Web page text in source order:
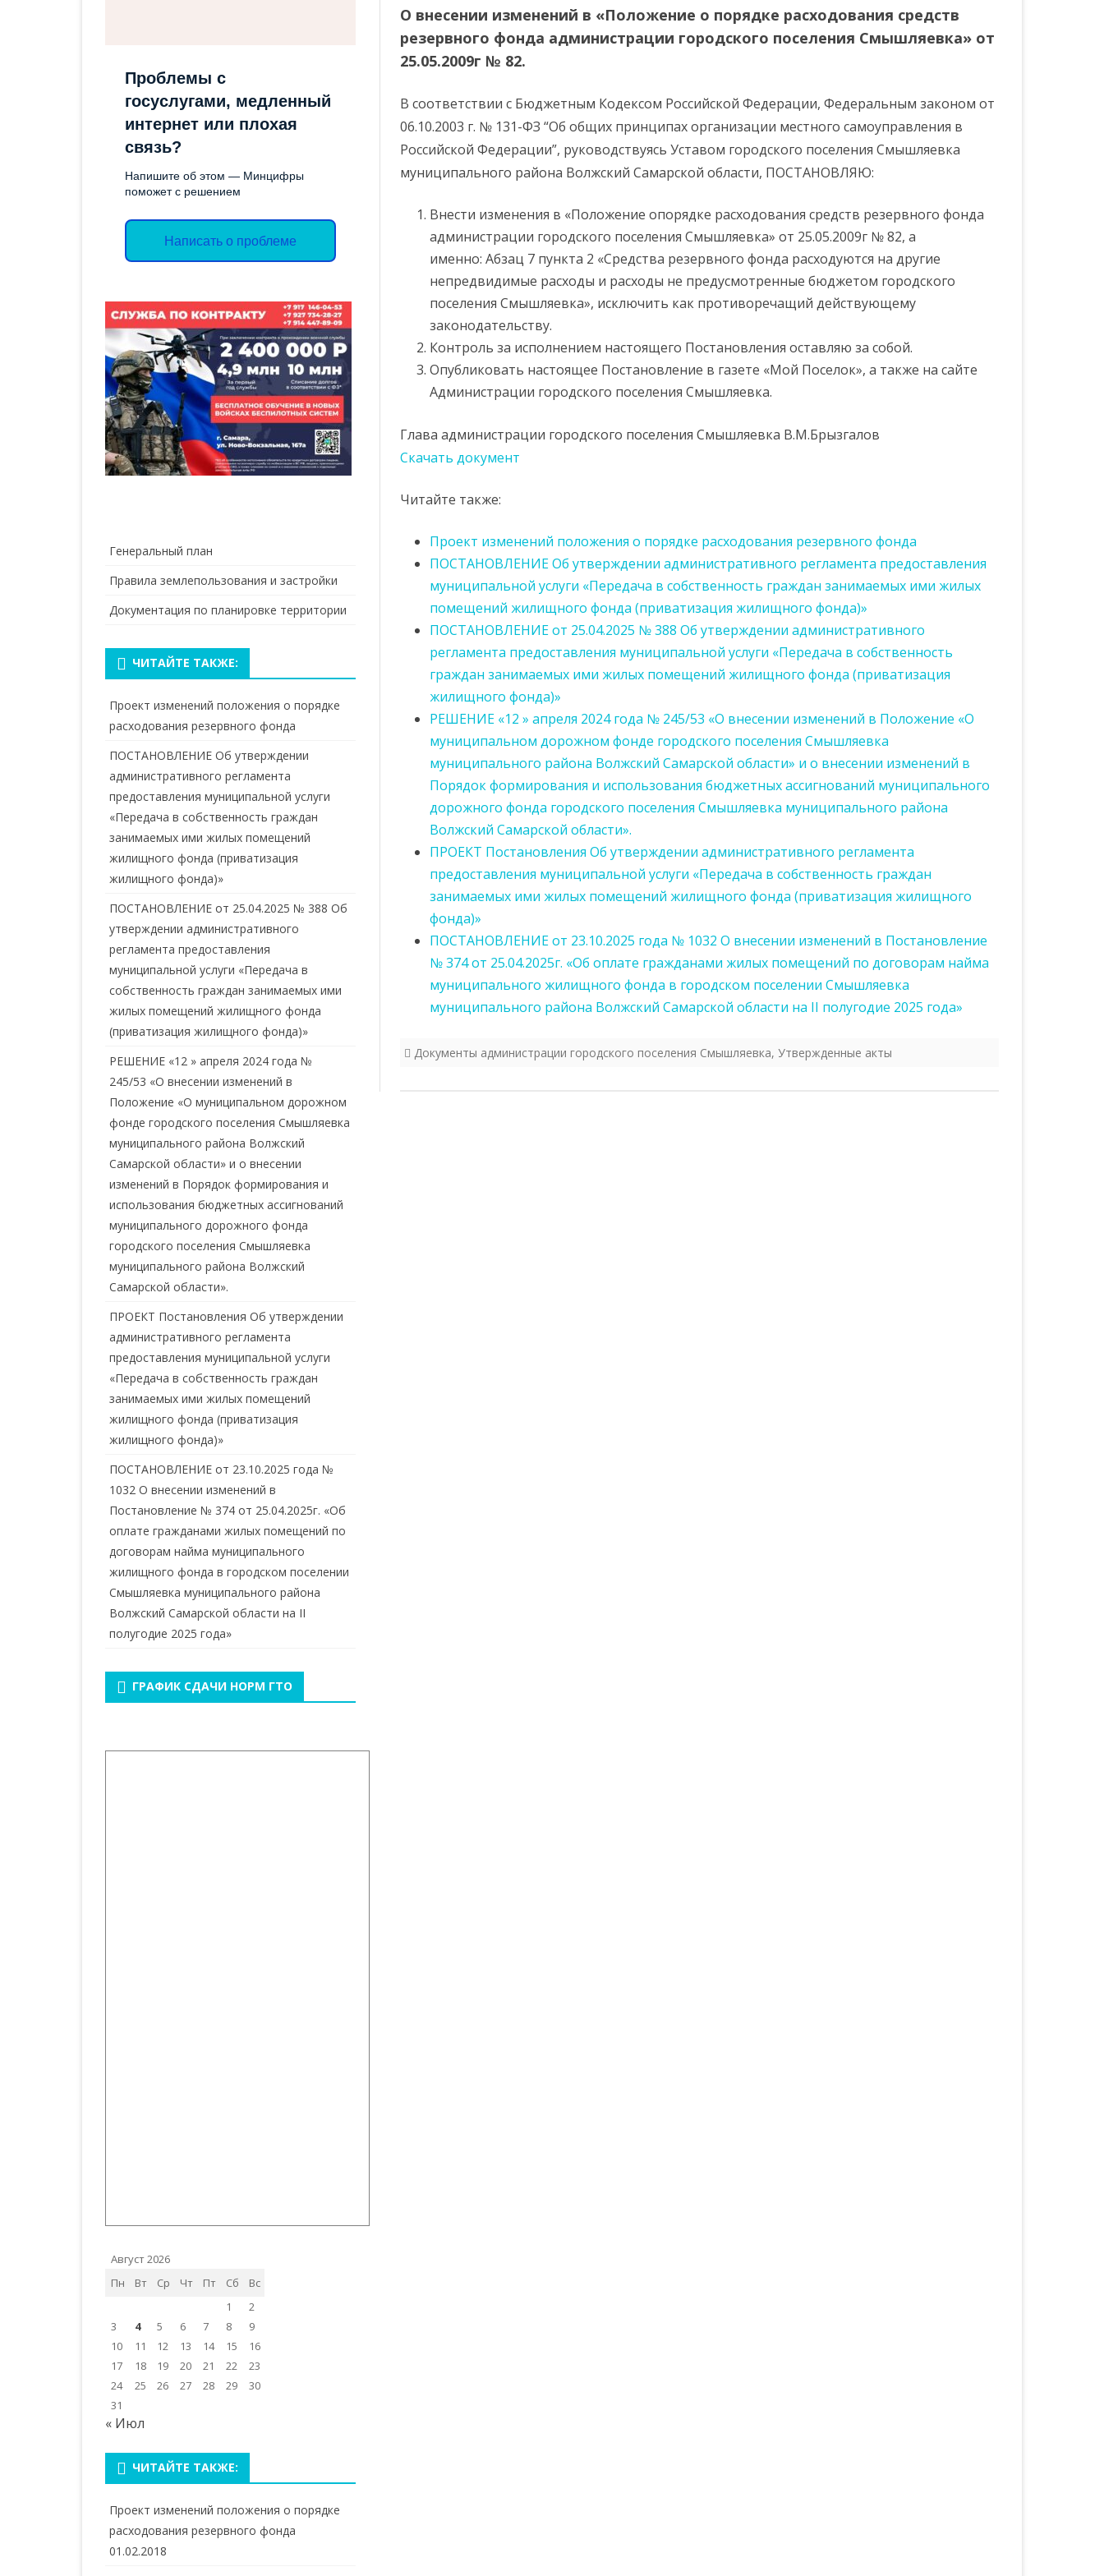
СТРОИТЕЛЬСТВА
МЕСТНЫЕ НОРМАТИВЫ
ГРАДОСТРОИТЕЛЬНОГО
ПРАВИЛА БЛАГОУСТРОЙСТВА
ПРОГРАММЫ РАЗВИТИЯ
УСЛОВНО-РАЗРЕШЕННЫЙ ВИД
ИСПОЛЬЗОВАНИЯ
РАЗРЕШЕНИЯ НА
ОТКЛОНЕНИЕ ОТ
ПАРАМЕТРОВ
СТРОИТЕЛЬСТВА
ЗАКОНОДАТЕЛЬСТВО
КОНТАКТЫ МУПОВ
ООО “ЧИСТЫЙ ПОСЕЛОК”
РЕГЛАМЕНТЫ
ПРОЕКТЫ НОРМАТИВНО-
ПРАВОВЫХ АКТОВ
РЕГЛАМЕНТЫ
МУНИЦИПАЛЬНЫЕ УСЛУГИ
АНТИМОНОПОЛЬНЫЙ
КОМПЛАЕНС
СОЦИАЛЬНАЯ СФЕРА СТАТИСТИЧЕСКИЕ ДАННЫЕ
ИСПОЛЬЗОВАНИЕ
КОММУНАЛЬНОЕ ХОЗЯЙСТВО
ОТОПИТЕЛЬНЫЙ ПЕРИОД
ОТОПИТЕЛЬНЫЙ ПЕРИОД
ПЛАН ПОДГОТОВКИ К
ИМУЩЕСТВЕННАЯ
ПОДДЕРЖКА СУБЪЕКТОВ МСП
СЛУЖБА ГО И ЧС
ГОД КУЛЬТУРЫ
ПРЕДУПРЕЖДЕНИЕ И
ЛИКВИДАЦИЯ ЧС
ТЕЛЕФОНЫ ЭКСТРЕННЫХ
СЛУЖБ
ВАКАНСИИ
ПОРЯДОК ПОСТУПЛЕНИЯ НА
ГОСУДАРСТВЕННУЮ СЛУЖБУ
ДОКЛАДЫ, СОДЕРЖАЩИЕ
РЕЗУЛЬТАТЫ ОБОБЩЕНИЯ
ПРАВОПРИМЕНИТЕЛЬНОЙ
ПРАКТИКИ.
ПРОФИЛАКТИКА
ИНФОРМИРОВАНИЕ ПО СТ. 46
ОБЯЗАТЕЛЬНЫЕ ТРЕБОВАНИЯ
ОЦЕНКА ПРИМЕНЕНИЯ
ГОСУДАРСТВЕННОМ
КОНТРОЛЕ (НАДЗОРЕ),
МУНИЦИПАЛЬНОМ
ПРОТИВОДЕЙСТВИЕ
КОРРУПЦИИ
НОРМАТИВНЫЕ ПРАВОВЫЕ И
ИНЫЕ АКТЫ В СФЕРЕ
ПРОТИВОДЕЙСТВИЯ
АНТИКОРРУПЦИОННАЯ
(АТТЕСТАЦИОННАЯ
КОМИССИЯ)
УРЕГУЛИРОВАНИЮ
КОНФЛИКТА ИНТЕРЕСОВ
МЕТОДИЧЕСКИЕ МАТЕРИАЛЫ
ОБРАТНАЯ СВЯЗЬ ДЛЯ
СООБЩЕНИЙ О ФАКТАХ
КОРУПЦИИ
РАСХОДАХ, ОБ ИМУЩЕСТВЕ И
ОБЯЗАТЕЛЬСТВАХ
ИМУЩЕСТВЕННОГО
ХАРАКТЕРА
ФОРМЫ ДОКУМЕНТОВ,
СВЯЗАННЫХ С
КОРРУПЦИИ, ДЛЯ
ЗАПОЛНЕНИЯ
МКП “ВОДОЛЕЙ”
ООО “ЧИСТЫЙ ПОСЕЛОК”
ПОЛИЦИЯ
ТЕЛЕФОНЫ ДОВЕРИЯ
УСТАВ
СПОРТИВНЫЕ НОВОСТИ И
О внесении изменений в «Положение о порядке расходования средств
резервного фонда администрации городского поселения Смышляевка» от
25.05.2009г № 82.
В соответствии с Бюджетным Кодексом Российской Федерации, Федеральным законом от
06.10.2003 г. № 131-ФЗ “Об общих принципах организации местного самоуправления в
Российской Федерации”, руководствуясь Уставом городского поселения Смышляевка
муниципального района Волжский Самарской области, ПОСТАНОВЛЯЮ:
Внести изменения в «Положение опорядке расходования средств резервного фонда
администрации городского поселения Смышляевка» от 25.05.2009г № 82, а
именно: Абзац 7 пункта 2 «Средства резервного фонда расходуются на другие
непредвидимые расходы и расходы не предусмотренные бюджетом городского
поселения Смышляевка», исключить как противоречащий действующему
законодательству.
Контроль за исполнением настоящего Постановления оставляю за собой.
Опубликовать настоящее Постановление в газете «Мой Поселок», а также на сайте
Администрации городского поселения Смышляевка.
Глава администрации городского поселения Смышляевка В.М.Брызгалов
Скачать документ
Читайте также:
Проект изменений положения о порядке расходования резервного фонда
ПОСТАНОВЛЕНИЕ Об утверждении административного регламента предоставления
муниципальной услуги «Передача в собственность граждан занимаемых ими жилых
помещений жилищного фонда (приватизация жилищного фонда)»
ПОСТАНОВЛЕНИЕ от 25.04.2025 № 388 Об утверждении административного
регламента предоставления муниципальной услуги «Передача в собственность
граждан занимаемых ими жилых помещений жилищного фонда (приватизация
жилищного фонда)»
РЕШЕНИЕ «12 » апреля 2024 года № 245/53 «О внесении изменений в Положение «О
муниципальном дорожном фонде городского поселения Смышляевка
муниципального района Волжский Самарской области» и о внесении изменений в
Порядок формирования и использования бюджетных ассигнований муниципального
дорожного фонда городского поселения Смышляевка муниципального района
Волжский Самарской области».
ПРОЕКТ Постановления Об утверждении административного регламента
предоставления муниципальной услуги «Передача в собственность граждан
занимаемых ими жилых помещений жилищного фонда (приватизация жилищного
фонда)»
ПОСТАНОВЛЕНИЕ от 23.10.2025 года № 1032 О внесении изменений в Постановление
№ 374 от 25.04.2025г. «Об оплате гражданами жилых помещений по договорам найма
муниципального жилищного фонда в городском поселении Смышляевка
муниципального района Волжский Самарской области на II полугодие 2025 года»
Документы администрации городского поселения Смышляевка,Утвержденные акты
Проблемы с
госуслугами, медленный
интернет или плохая
связь?
Напишите об этом — Минцифры
поможет с решением
Написать о проблеме
Генеральный план
Правила землепользования и застройки
Документация по планировке территории
ЧИТАЙТЕ ТАКЖЕ:
Проект изменений положения о порядке
расходования резервного фонда
ПОСТАНОВЛЕНИЕ Об утверждении
административного регламента
предоставления муниципальной услуги
«Передача в собственность граждан
занимаемых ими жилых помещений
жилищного фонда (приватизация
жилищного фонда)»
ПОСТАНОВЛЕНИЕ от 25.04.2025 № 388 Об
утверждении административного
регламента предоставления
муниципальной услуги «Передача в
собственность граждан занимаемых ими
жилых помещений жилищного фонда
(приватизация жилищного фонда)»
РЕШЕНИЕ «12 » апреля 2024 года №
245/53 «О внесении изменений в
Положение «О муниципальном дорожном
фонде городского поселения Смышляевка
муниципального района Волжский
Самарской области» и о внесении
изменений в Порядок формирования и
использования бюджетных ассигнований
муниципального дорожного фонда
городского поселения Смышляевка
муниципального района Волжский
Самарской области».
ПРОЕКТ Постановления Об утверждении
административного регламента
предоставления муниципальной услуги
«Передача в собственность граждан
занимаемых ими жилых помещений
жилищного фонда (приватизация
жилищного фонда)»
ПОСТАНОВЛЕНИЕ от 23.10.2025 года №
1032 О внесении изменений в
Постановление № 374 от 25.04.2025г. «Об
оплате гражданами жилых помещений по
договорам найма муниципального
жилищного фонда в городском поселении
Смышляевка муниципального района
Волжский Самарской области на II
полугодие 2025 года»
ГРАФИК СДАЧИ НОРМ ГТО
Август 2026
Пн
Вт Ср Чт Пт Сб
Вс
1
2
3
4 5 6 7 8
9
10
11 12 13 14 15
16
17
18 19 20 21 22
23
24
25 26 27 28 29
30
31
« Июл
ЧИТАЙТЕ ТАКЖЕ:
Проект изменений положения о порядке
расходования резервного фонда
01.02.2018